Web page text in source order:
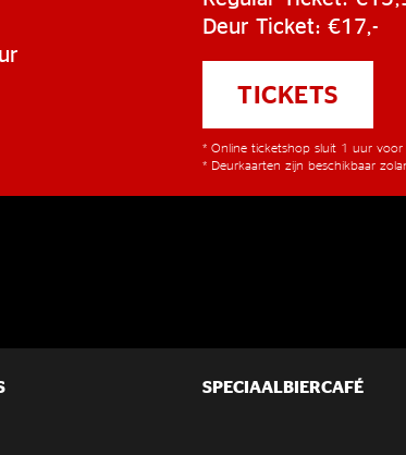
Deur Ticket: €17,-
TICKETS
* Online ticketshop sluit 1 uur voor
* Deurkaarten zijn beschikbaar
SPECIAALBIERCAFÉ